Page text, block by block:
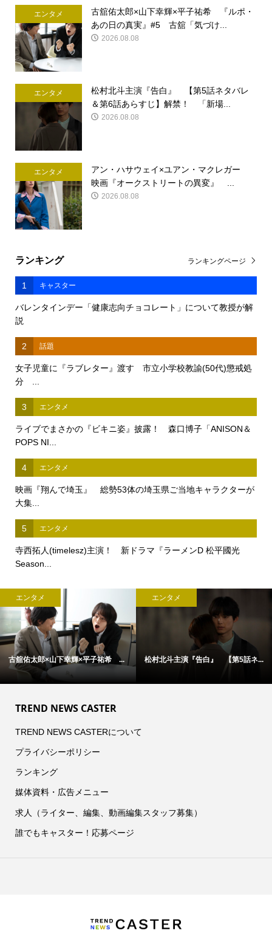
エンタメ
古舘佑太郎×山下幸輝×平子祐希 『ルポ・
あの日の真実』#5 古舘「気づけ...
2026.08.08
エンタメ
松村北斗主演『告白』 【第5話ネタバレ
＆第6話あらすじ】解禁！ 「新場...
2026.08.08
エンタメ
アン・ハサウェイ×ユアン・マクレガー
映画『オークストリートの異変』 ...
2026.08.08
ランキング
1 キャスター
バレンタインデー「健康志向チョコレート」について教授が解
説
2 話題
女子児童に『ラブレター』渡す 市立小学校教諭(50代)懲戒処
分 ...
3 エンタメ
ライブでまさかの『ビキニ姿』披露！ 森口博子「ANISON＆
POPS NI...
4 エンタメ
映画『翔んで埼玉』 総勢53体の埼玉県ご当地キャラクターが
大集...
5 エンタメ
寺西拓人(timelesz)主演！ 新ドラマ『ラーメンD 松平國光
Season...
ランキングページ
エンタメ
古舘佑太郎×山下幸輝×平子祐希 ...
エンタメ
松村北斗主演『告白』 【第5話ネ...
TREND NEWS CASTER
TREND NEWS CASTERについて
プライバシーポリシー
ランキング
媒体資料・広告メニュー
求人（ライター、編集、動画編集スタッフ募集）
誰でもキャスター！応募ページ